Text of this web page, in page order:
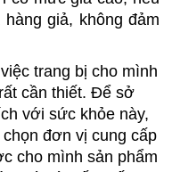
giả, không đảm
trang bị cho mình
cần thiết. Để sở
với sức khỏe này,
đơn vị cung cấp
cho mình sản phẩm